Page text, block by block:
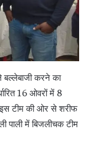
करने का
16 ओवरों में 8
टीम की ओर से शरीफ
में बिजलीचक टीम